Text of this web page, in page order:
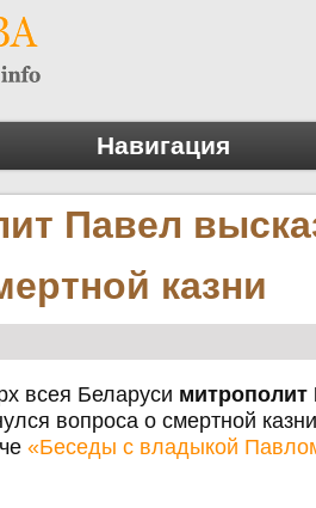
Навигация
Павел
казни
всея Беларуси митрополит
вопроса о смертной
«Беседы с владыкой